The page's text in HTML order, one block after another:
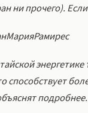
ни прочего).
способствует
подробнее.